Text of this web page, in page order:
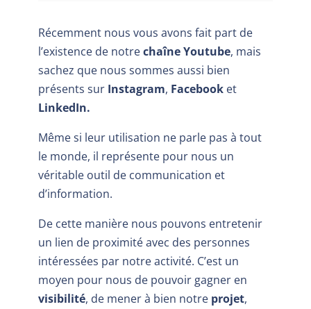
Récemment nous vous avons fait part de
l’existence de notrechaîne Youtube, mais
sachez que nous sommes aussi bien
présents sur Instagram, Facebooket
LinkedIn.
Même si leur utilisation ne parle pas à tout
le monde, il représente pour nous un
véritable outil de communication et
d’information.
De cette manière nous pouvons entretenir
un lien de proximité avec des personnes
intéressées par notre activité. C’est un
moyen pour nous de pouvoir gagner en
visibilité, de mener à bien notre projet,